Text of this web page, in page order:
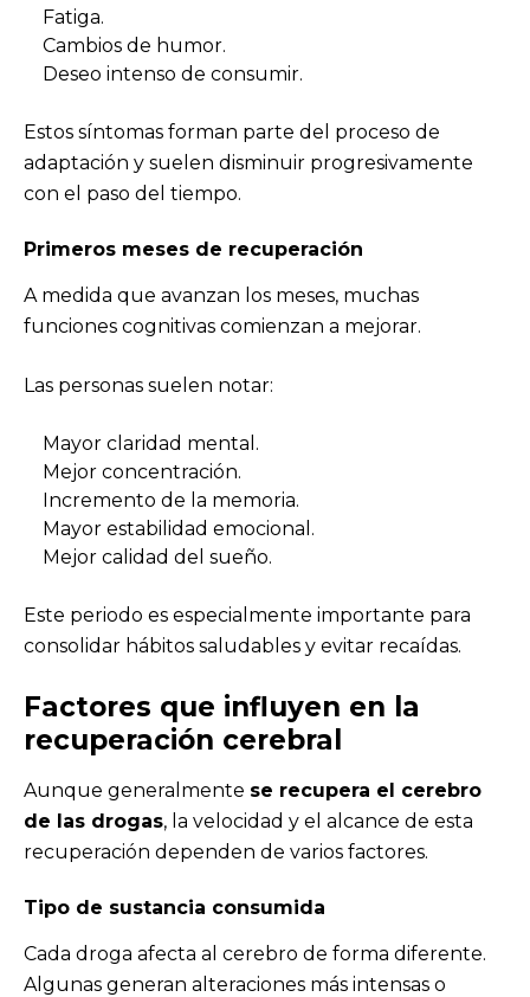
Fatiga.
Cambios de humor.
Deseo intenso de consumir.
Estos síntomas forman parte del proceso de
adaptación y suelen disminuir progresivamente
con el paso del tiempo.
Primeros meses de recuperación
A medida que avanzan los meses, muchas
funciones cognitivas comienzan a mejorar.
Las personas suelen notar:
Mayor claridad mental.
Mejor concentración.
Incremento de la memoria.
Mayor estabilidad emocional.
Mejor calidad del sueño.
Este periodo es especialmente importante para
consolidar hábitos saludables y evitar recaídas.
Factores que influyen en la
recuperación cerebral
Aunque generalmente se recupera el cerebro
de las drogas, la velocidad y el alcance de esta
recuperación dependen de varios factores.
Tipo de sustancia consumida
Cada droga afecta al cerebro de forma diferente.
Algunas generan alteraciones más intensas o